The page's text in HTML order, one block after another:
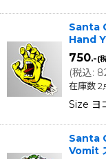
Santa
Hand
750.-(
(税込:
在庫数 2
Size ヨ
Santa
Vomit